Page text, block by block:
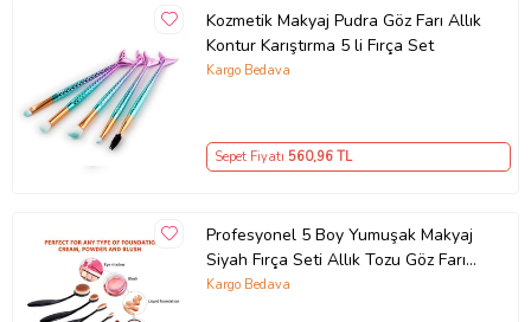
1.Bu fırça seti Farklı moda tasarımı
Pratik olan bu fırça uygulamaları ile temel günlük ihtiyaçlarınızı
karşılar.
2.Kullanıma dayanıklı yüksek kaliteli malzemeden yapılmış.
4.Benzersiz Fırça sapı şekli, bu kavrama ve kontrol etmek için daha
kolay olacaktır.
Paket İçeriği
Kozmetik Makyaj Pudra Göz Farı Allık
Kontur Karıştırma 5 li Fırça Set
Kargo Bedava
Sepet Fiyatı 560,96 TL
Profesyonel 5 Boy Yumuşak Makyaj
Siyah Fırça Seti Allık Tozu Göz Farı
Kozmetik
Kargo Bedava